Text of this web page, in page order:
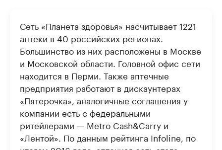
Сеть «Планета здоровья» насчитывает 1221
аптеки в 40 российских регионах.
Большинство из них расположены в Москве
и Московской области. Головной офис сети
находится в Перми. Также аптечные
предприятия работают в дискаунтерах
«Пятерочка», аналогичные соглашения у
компании есть с федеральными
ритейлерами — Metro Cash&Carry и
«Лентой». По данным рейтинга Infoline, по